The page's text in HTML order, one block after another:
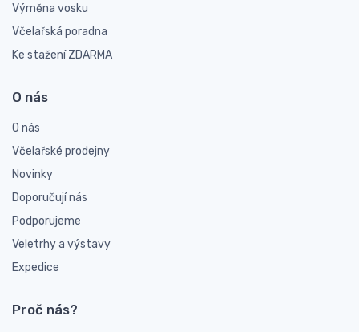
Výměna vosku
Včelařská poradna
Ke stažení ZDARMA
O nás
O nás
Včelařské prodejny
Novinky
Doporučují nás
Podporujeme
Veletrhy a výstavy
Expedice
Proč nás?